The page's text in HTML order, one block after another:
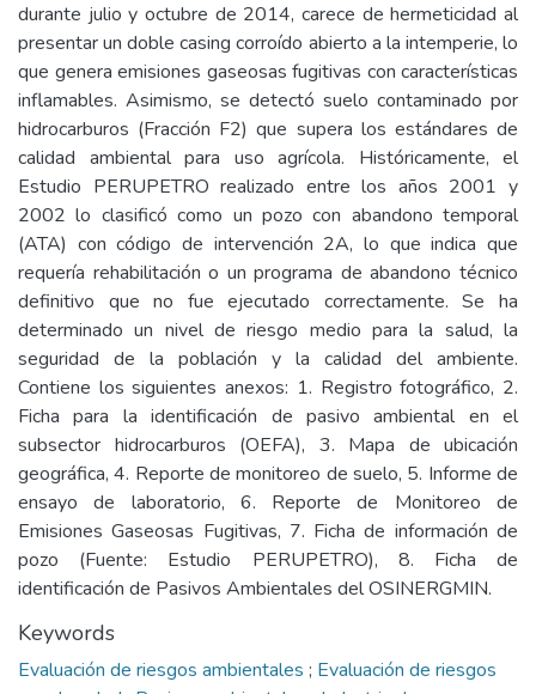
durante julio y octubre de 2014, carece de hermeticidad al
presentar un doble casing corroído abierto a la intemperie, lo
que genera emisiones gaseosas fugitivas con características
inflamables. Asimismo, se detectó suelo contaminado por
hidrocarburos (Fracción F2) que supera los estándares de
calidad ambiental para uso agrícola. Históricamente, el
Estudio PERUPETRO realizado entre los años 2001 y
2002 lo clasificó como un pozo con abandono temporal
(ATA) con código de intervención 2A, lo que indica que
requería rehabilitación o un programa de abandono técnico
definitivo que no fue ejecutado correctamente. Se ha
determinado un nivel de riesgo medio para la salud, la
seguridad de la población y la calidad del ambiente.
Contiene los siguientes anexos: 1. Registro fotográfico, 2.
Ficha para la identificación de pasivo ambiental en el
subsector hidrocarburos (OEFA), 3. Mapa de ubicación
geográfica, 4. Reporte de monitoreo de suelo, 5. Informe de
ensayo de laboratorio, 6. Reporte de Monitoreo de
Emisiones Gaseosas Fugitivas, 7. Ficha de información de
pozo (Fuente: Estudio PERUPETRO), 8. Ficha de
identificación de Pasivos Ambientales del OSINERGMIN.
Keywords
Evaluación de riesgos ambientales ; Evaluación de riesgos